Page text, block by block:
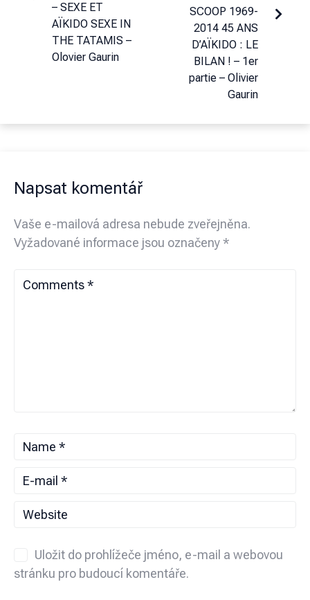
– SEXE ET
AÏKIDO SEXE IN
THE TATAMIS –
Olovier Gaurin
SCOOP 1969-
2014 45 ANS
D’AÏKIDO : LE
BILAN ! – 1er
partie – Olivier
Gaurin
Napsat komentář
Vaše e-mailová adresa nebude zveřejněna.
Vyžadované informace jsou označeny*
Uložit do prohlížeče jméno, e-mail a webovou
stránku pro budoucí komentáře.